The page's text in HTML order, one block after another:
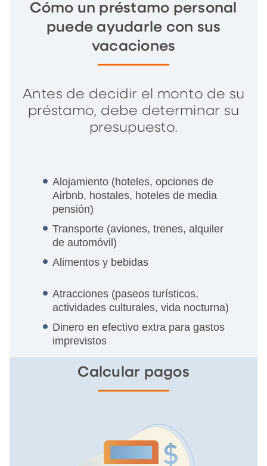
Cómo un préstamo personal
puede ayudarle con sus
vacaciones
Antes de decidir el monto de su
préstamo, debe determinar su
presupuesto.
Alojamiento (hoteles, opciones de
Airbnb, hostales, hoteles de media
pensión)
Transporte (aviones, trenes, alquiler
de automóvil)
Alimentos y bebidas
Atracciones (paseos turísticos,
actividades culturales, vida nocturna)
Dinero en efectivo extra para gastos
imprevistos
Calcular pagos